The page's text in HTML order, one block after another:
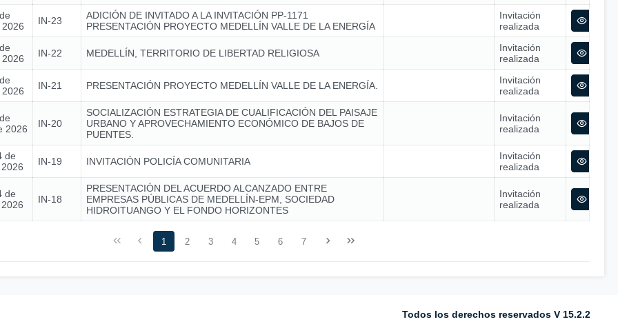
IN-23
ADICIÓN DE INVITADO A LA INVITACIÓN PP-1171
PRESENTACIÓN PROYECTO MEDELLÍN VALLE DE LA ENERGÍA
Invitación
realizada
IN-22 MEDELLÍN, TERRITORIO DE LIBERTAD RELIGIOSA
Invitación
realizada
IN-21 PRESENTACIÓN PROYECTO MEDELLÍN VALLE DE LA ENERGÍA.
Invitación
realizada
2026
IN-20
SOCIALIZACIÓN ESTRATEGIA DE CUALIFICACIÓN DEL PAISAJE
URBANO Y APROVECHAMIENTO ECONÓMICO DE BAJOS DE
PUENTES.
Invitación
realizada
de
IN-19 INVITACIÓN POLICÍA COMUNITARIA
Invitación
realizada
de
IN-18
PRESENTACIÓN DEL ACUERDO ALCANZADO ENTRE
EMPRESAS PÚBLICAS DE MEDELLÍN-EPM, SOCIEDAD
HIDROITUANGO Y EL FONDO HORIZONTES
Invitación
realizada
1 2 3 4 5 6 7
Todos los derechos reservados V 15.2.2